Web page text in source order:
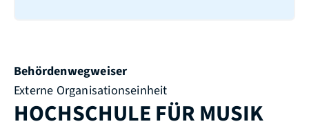
Behördenwegweiser
Externe Organisationseinheit
HOCHSCHULE FÜR MUSIK